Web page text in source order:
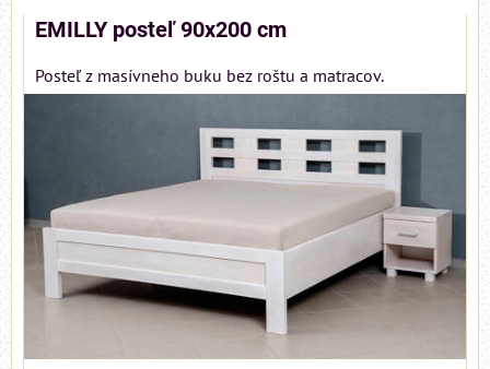
EMILLY posteľ 90x200 cm
Posteľ z masívneho buku bez roštu a matracov.